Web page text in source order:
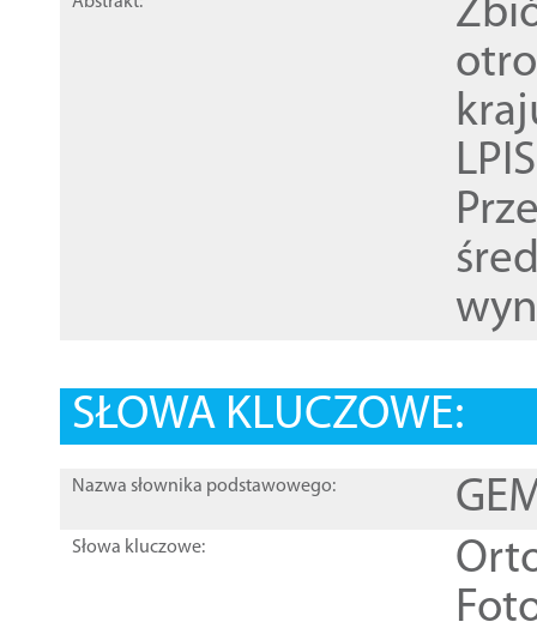
SŁOWA KLUCZOWE:
Nazwa słownika podstawowego:
Słowa kluczowe: